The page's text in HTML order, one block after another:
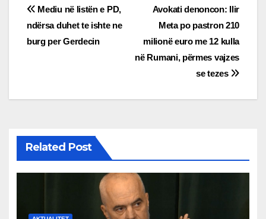
Post
navigation
Avokati denoncon: Ilir
Meta po pastron 210
milionë euro me 12 kulla
në Rumani, përmes vajzes
se tezes
Mediu në listën e PD,
ndërsa duhet te ishte ne
burg per Gerdecin
Related Post